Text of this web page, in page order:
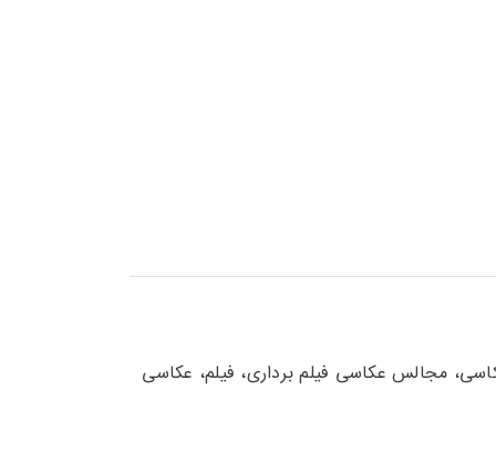
مجالس عکاسی فیلم برداری، فیلم، عکاسی